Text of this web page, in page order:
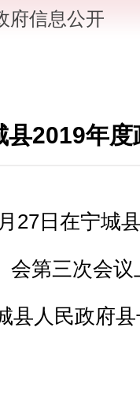
数据发
府信息公开
县2019年
日在宁城县
会第三次会议
人民政府县